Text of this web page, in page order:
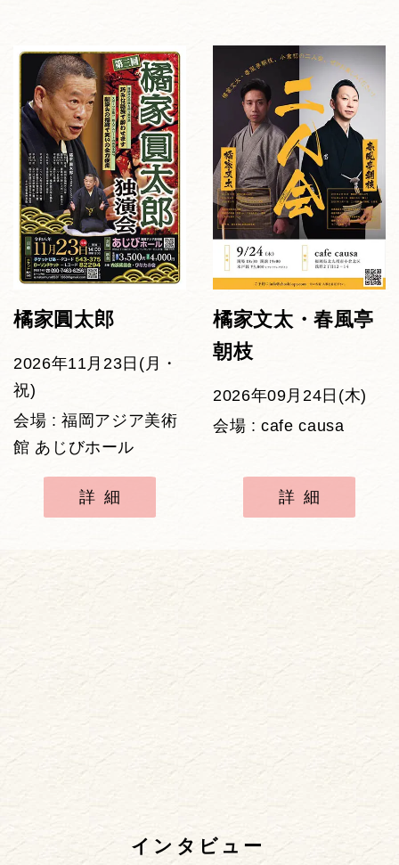
橘家圓太郎
2026年11月23日(月・
祝)
会場 : 福岡アジア美術
館 あじびホール
詳細
橘家文太・春風亭
朝枝
2026年09月24日(木)
会場 : cafe causa
詳細
インタビュー